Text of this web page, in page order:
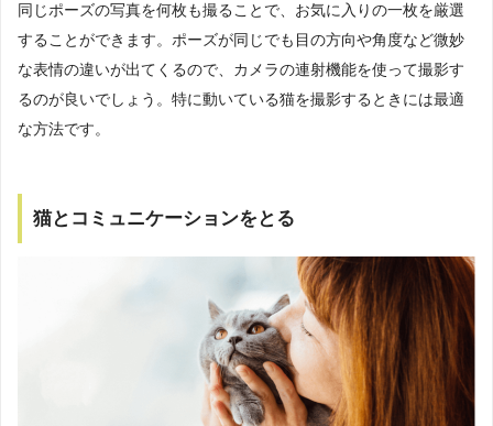
同じポーズの写真を何枚も撮ることで、お気に入りの一枚を厳選
することができます。ポーズが同じでも目の方向や角度など微妙
な表情の違いが出てくるので、カメラの連射機能を使って撮影す
るのが良いでしょう。特に動いている猫を撮影するときには最適
な方法です。
猫とコミュニケーションをとる